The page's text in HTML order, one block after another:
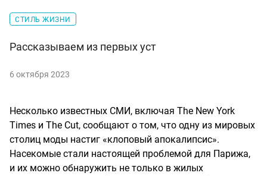
СТИЛЬ ЖИЗНИ
Рассказываем из первых уст
6 октября 2023
Несколько известных СМИ, включая The New York
Times и The Cut, сообщают о том, что одну из мировых
столиц моды настиг «клоповый апокалипсис».
Насекомые стали настоящей проблемой для Парижа,
и их можно обнаружить не только в жилых